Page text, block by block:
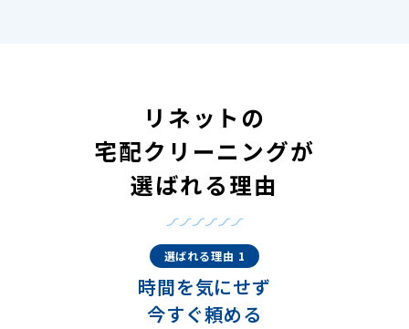
リネットの
宅配クリーニングが
選ばれる理由
選ばれる理由 1
時間を気にせず
今すぐ頼める